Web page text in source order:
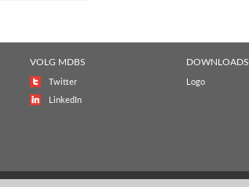
VOLG MDBS
Twitter
LinkedIn
DOWNLOADS
Logo